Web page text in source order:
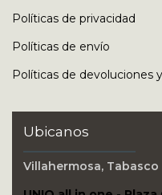
Políticas de privacidad
Políticas de envío
Políticas de devoluciones
Ubicanos
Villahermosa, Tabasco